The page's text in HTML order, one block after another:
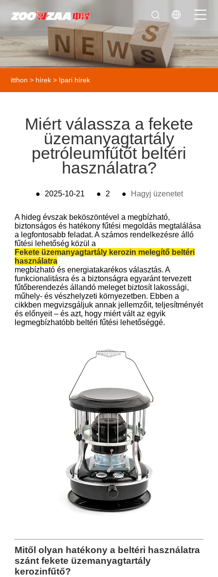
itthon > hírek > Ipari hírek
Miért válassza a fekete
üzemanyagtartály
petróleumfűtőt beltéri
használatra?
● 2025-10-21 ● 2 ● Hagyj üzenetet
A hideg évszak beköszöntével a megbízható,
biztonságos és hatékony fűtési megoldás megtalálása
a legfontosabb feladat. A számos rendelkezésre álló
fűtési lehetőség közül a
Fekete üzemanyagtartály kerozin melegítő beltéri
használatra
megbízható és energiatakarékos választás. A
funkcionalitásra és a biztonságra egyaránt tervezett
fűtőberendezés állandó meleget biztosít lakossági,
műhely- és vészhelyzeti környezetben. Ebben a
cikkben megvizsgáljuk annak jellemzőit, teljesítményét
és előnyeit – és azt, hogy miért vált az egyik
legmegbízhatóbb beltéri fűtési lehetőséggé.
Mitől olyan hatékony a beltéri használatra
szánt fekete üzemanyagtartály
kerozinfűtő?